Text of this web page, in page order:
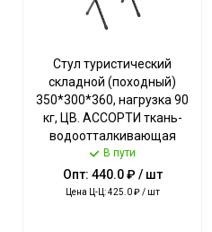
Стул туристический
складной (походный)
350*300*360, нагрузка 90
кг, ЦВ. АССОРТИ ткань-
водоотталкивающая
пропитка арт. ДС NIKA [5]
В пути
Опт: 440.0 ₽ / шт
Цена Ц-Ц: 425.0 ₽ / шт